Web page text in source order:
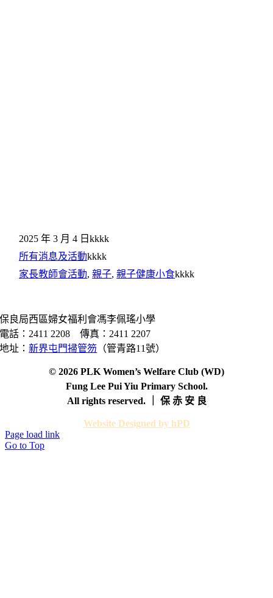
2025 年 3 月 4 日kkkk
所有消息及活動kkkk
家長教師會活動,親子,親子健康小食kkkk
保良局西區婦女福利會馮李佩瑤小學
電話：2411 2208 傳真：2411 2207
地址：新界屯門掃管笏 （管青路11號）
© 2026 PLK Women’s Welfare Club (WD)
Fung Lee Pui Yiu Primary School.
All rights reserved. ｜ 保 赤 安 良
Website Designed by hPD
Page load link
Go to Top